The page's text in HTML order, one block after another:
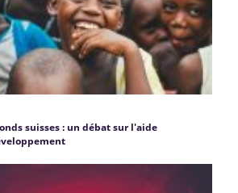
suisses : un débat sur l'aide